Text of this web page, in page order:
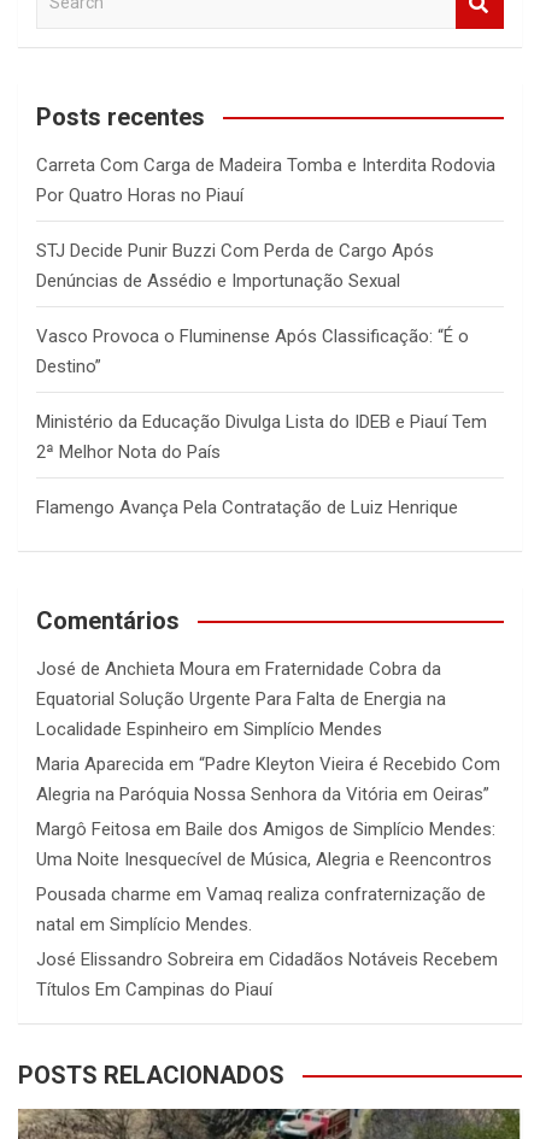
a
c
Posts recentes
Carreta Com Carga de Madeira Tomba e Interdita Rodovia
Por Quatro Horas no Piauí
STJ Decide Punir Buzzi Com Perda de Cargo Após
Denúncias de Assédio e Importunação Sexual
Vasco Provoca o Fluminense Após Classificação: “É o
Destino”
Ministério da Educação Divulga Lista do IDEB e Piauí Tem
2ª Melhor Nota do País
Flamengo Avança Pela Contratação de Luiz Henrique
Comentários
José de Anchieta Moura em Fraternidade Cobra da
Equatorial Solução Urgente Para Falta de Energia na
Localidade Espinheiro em Simplício Mendes
Maria Aparecida em “Padre Kleyton Vieira é Recebido Com
Alegria na Paróquia Nossa Senhora da Vitória em Oeiras”
Margô Feitosa em Baile dos Amigos de Simplício Mendes:
Uma Noite Inesquecível de Música, Alegria e Reencontros
Pousada charme em Vamaq realiza confraternização de
natal em Simplício Mendes.
José Elissandro Sobreira em Cidadãos Notáveis Recebem
Títulos Em Campinas do Piauí
POSTS RELACIONADOS